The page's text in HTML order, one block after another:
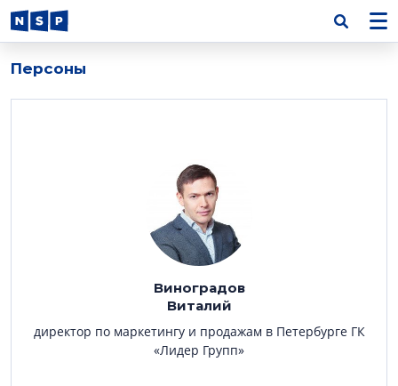
Персоны
Виноградов
Виталий
директор по маркетингу и продажам в Петербурге ГК
«Лидер Групп»